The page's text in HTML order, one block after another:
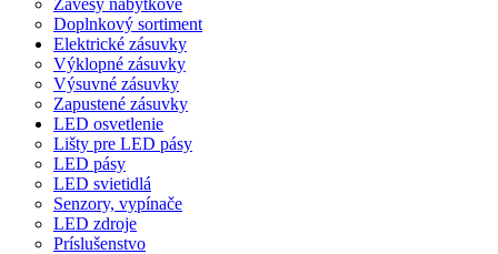
Závesy nábytkové
Doplnkový sortiment
Elektrické zásuvky
Výklopné zásuvky
Výsuvné zásuvky
Zapustené zásuvky
LED osvetlenie
Lišty pre LED pásy
LED pásy
LED svietidlá
Senzory, vypínače
LED zdroje
Príslušenstvo